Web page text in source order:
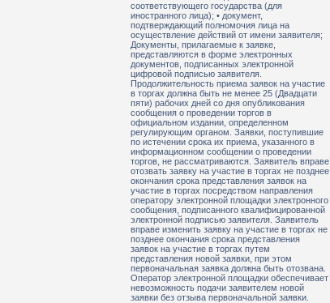
соответствующего государства (для
иностранного лица); • документ,
подтверждающий полномочия лица на
осуществление действий от имени заявителя;
Документы, прилагаемые к заявке,
представляются в форме электронных
документов, подписанных электронной
цифровой подписью заявителя.
Продолжительность приема заявок на участие
в торгах должна быть не менее 25 (Двадцати
пяти) рабочих дней со дня опубликования
сообщения о проведении торгов в
официальном издании, определенном
регулирующим органом. Заявки, поступившие
по истечении срока их приема, указанного в
информационном сообщении о проведении
торгов, не рассматриваются. Заявитель вправе
отозвать заявку на участие в торгах не позднее
окончания срока представления заявок на
участие в торгах посредством направления
оператору электронной площадки электронного
сообщения, подписанного квалифицированной
электронной подписью заявителя. Заявитель
вправе изменить заявку на участие в торгах не
позднее окончания срока представления
заявок на участие в торгах путем
представления новой заявки, при этом
первоначальная заявка должна быть отозвана.
Оператор электронной площадки обеспечивает
невозможность подачи заявителем новой
заявки без отзыва первоначальной заявки.